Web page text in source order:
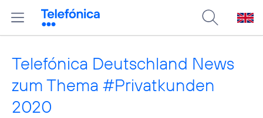
Telefónica Deutschland News
zum Thema #Privatkunden
2020